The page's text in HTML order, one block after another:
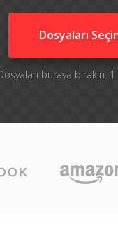
Dosyaları
buraya